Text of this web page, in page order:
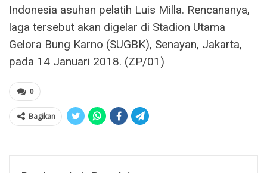
Indonesia asuhan pelatih Luis Milla. Rencananya,
laga tersebut akan digelar di Stadion Utama
Gelora Bung Karno (SUGBK), Senayan, Jakarta,
pada 14 Januari 2018. (ZP/01)
0
Bagikan